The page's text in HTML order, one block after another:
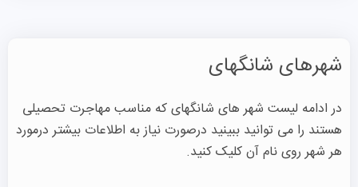
شهرهای شانگهای
در ادامه لیست شهر های شانگهای که مناسب مهاجرت تحصیلی
هستند را می توانید ببینید درصورت نیاز به اطلاعات بیشتر درمورد
هر شهر روی نام آن کلیک کنید.